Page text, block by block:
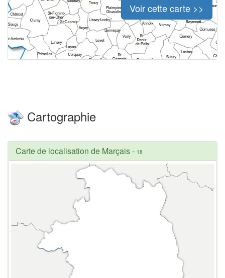
Voir cette carte >>
Cartographie
Carte de localisation de Marçais- 18